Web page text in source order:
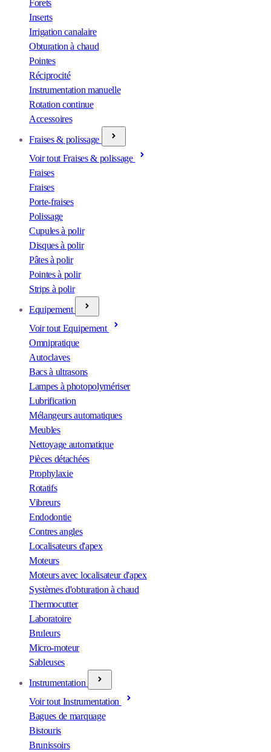
Forets
Inserts
Irrigation canalaire
Obturation à chaud
Pointes
Réciprocité
Instrumentation manuelle
Rotation continue
Accessoires
Fraises & polissage
Voir tout Fraises & polissage
Fraises
Fraises
Porte-fraises
Polissage
Cupules à polir
Disques à polir
Pâtes à polir
Pointes à polir
Strips à polir
Equipement
Voir tout Equipement
Omnipratique
Autoclaves
Bacs à ultrasons
Lampes à photopolymériser
Lubrification
Mélangeurs automatiques
Meubles
Nettoyage automatique
Pièces détachées
Prophylaxie
Rotatifs
Vibreurs
Endodontie
Contres angles
Localisateurs d'apex
Moteurs
Moteurs avec localisateur d'apex
Systèmes d'obturation à chaud
Thermocutter
Laboratoire
Bruleurs
Micro-moteur
Sableuses
Instrumentation
Voir tout Instrumentation
Bagues de marquage
Bistouris
Brunissoirs